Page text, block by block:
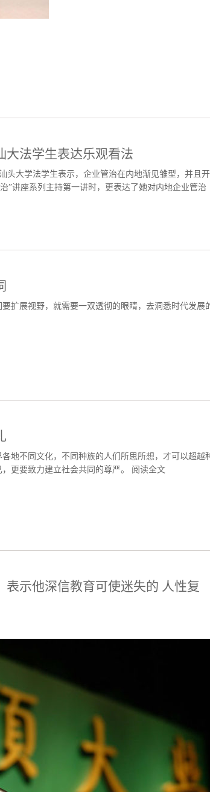
法学生表达乐观看法
头大学法学生表示，企业管治在内地渐见雏型，并且开
”讲座系列主持第一讲时，更表达了她对内地企业管治
扩展视野，就需要一双透彻的眼睛，去洞悉时代发展
地不同文化，不同种族的人们所思所想，才可以超越
更要致力建立社会共同的尊严。 阅读全文
示他深信教育可使迷失的 人性复